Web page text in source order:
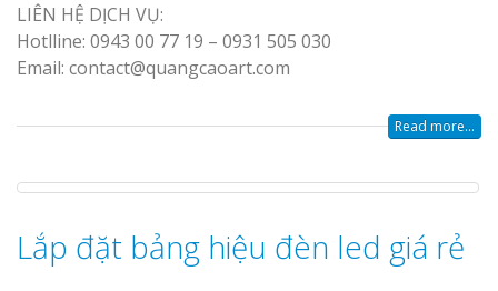
LIÊN HỆ DỊCH VỤ:
Hotlline: 0943 00 77 19 – 0931 505 030
Email: contact@quangcaoart.com
Read more...
Lắp đặt bảng hiệu đèn led giá rẻ